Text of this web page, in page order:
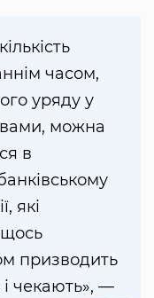
часом,
уряду у
можна
в
які
призводить
і чекають», —